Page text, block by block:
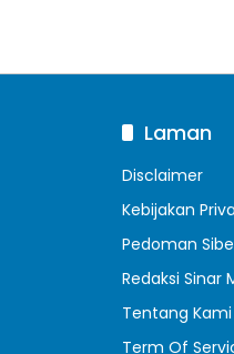
Laman
Disclaimer
Kebijakan
Pedoman
Redaksi Sinar
Tentang Kami
Term Of